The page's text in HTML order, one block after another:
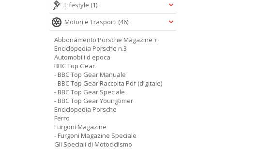
Lifestyle (1)
Motori e Trasporti (46)
Abbonamento Porsche Magazine +
Enciclopedia Porsche n.3
Automobili d epoca
BBC Top Gear
- BBC Top Gear Manuale
- BBC Top Gear Raccolta Pdf (digitale)
- BBC Top Gear Speciale
- BBC Top Gear Youngtimer
Enciclopedia Porsche
Ferro
Furgoni Magazine
- Furgoni Magazine Speciale
Gli Speciali di Motociclismo